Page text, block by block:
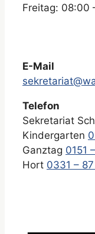
Freitag: 08:00
E-Mail
Telefon
Sekretariat
Kindergarten
Ganztag 0151
Hort 0331 –